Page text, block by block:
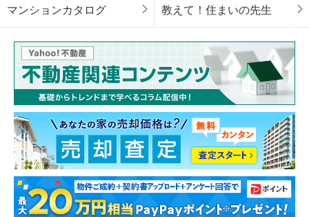
マンションカタログ 教えて！住まいの先生